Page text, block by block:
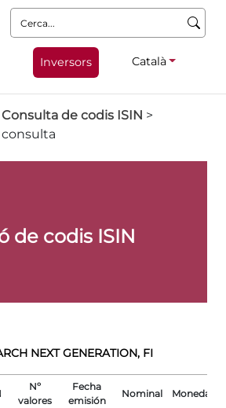
Cerca:
Inversors Català
Consulta de codis ISIN >
de codis ISIN
NEXT GENERATION, FI
Nº
valores
Fecha
emisión
Nominal Moneda